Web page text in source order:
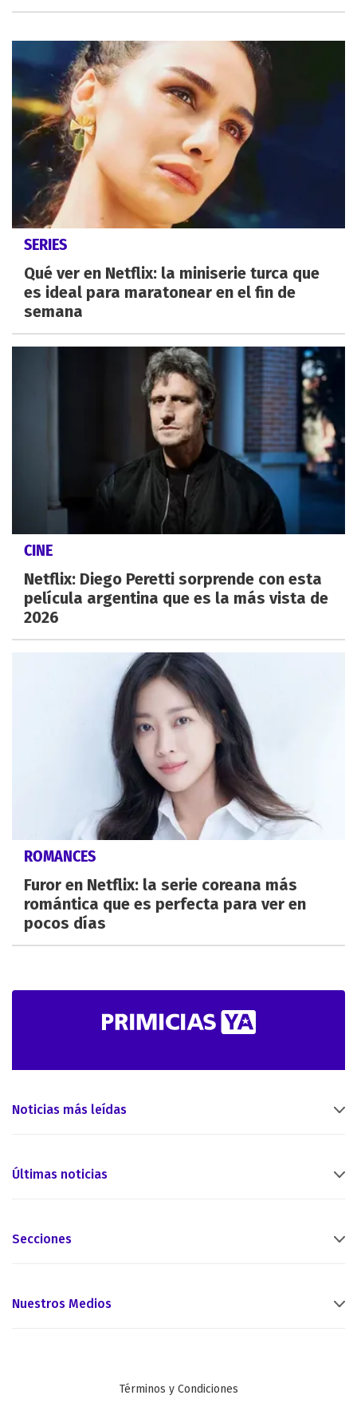
SERIES
Qué ver en Netflix: la miniserie turca que
es ideal para maratonear en el fin de
semana
CINE
Netflix: Diego Peretti sorprende con esta
película argentina que es la más vista de
2026
ROMANCES
Furor en Netflix: la serie coreana más
romántica que es perfecta para ver en
pocos días
Noticias más leídas
Últimas noticias
Secciones
Nuestros Medios
Términos y Condiciones